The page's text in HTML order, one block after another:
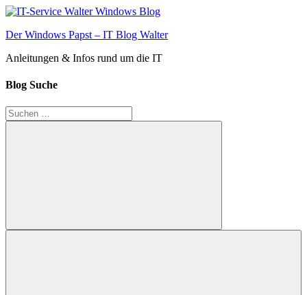
Zum
springen
Der Windows Papst – IT Blog Walter
Anleitungen & Infos rund um die IT
Blog Suche
Suchen
nach:
Suchen